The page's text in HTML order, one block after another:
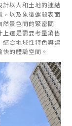
計以人和土地的連結
以及象徵螺殼表面
景色間的緊密關
還是需要考量銷售
結合地域性特色與建
的體驗空間。